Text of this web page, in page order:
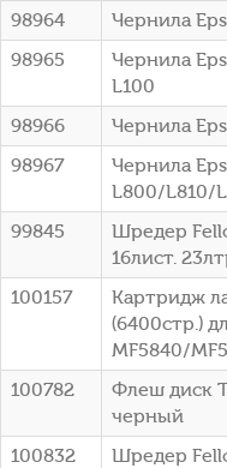
98964
Чернила
98965
Чернила
L100
98966
Чернила
98967
Чернила
L800/L810/
99845
Шредер
16лист.
100157
Картридж
(6400стр.)
MF5840/
100782
Флеш диск
черный
100832
Шредер